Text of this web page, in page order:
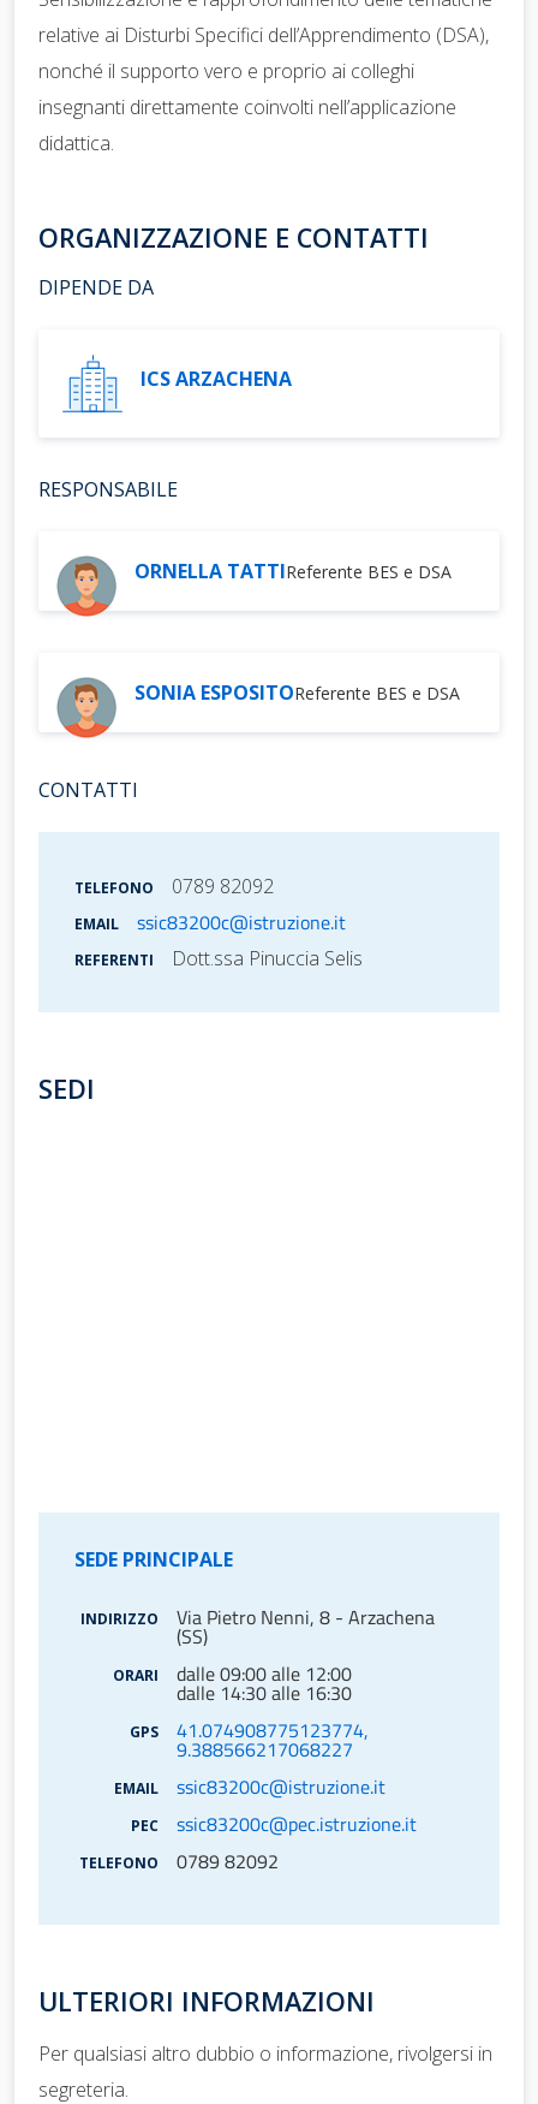
relative ai Disturbi Specifici dell’Apprendimento (DSA),
nonché il supporto vero e proprio ai colleghi
insegnanti direttamente coinvolti nell’applicazione
didattica.
ORGANIZZAZIONE E CONTATTI
DIPENDE DA
ICS ARZACHENA
RESPONSABILE
ORNELLA TATTIReferente BES e DSA
SONIA ESPOSITOReferente BES e DSA
CONTATTI
TELEFONO 0789 82092
EMAIL ssic83200c@istruzione.it
REFERENTI Dott.ssa Pinuccia Selis
SEDI
SEDE PRINCIPALE
INDIRIZZO Via Pietro Nenni, 8 - Arzachena
(SS)
ORARI dalle 09:00 alle 12:00
dalle 14:30 alle 16:30
GPS 41.074908775123774,
9.388566217068227
EMAIL ssic83200c@istruzione.it
PEC ssic83200c@pec.istruzione.it
TELEFONO 0789 82092
ULTERIORI INFORMAZIONI
Per qualsiasi altro dubbio o informazione, rivolgersi in
segreteria.